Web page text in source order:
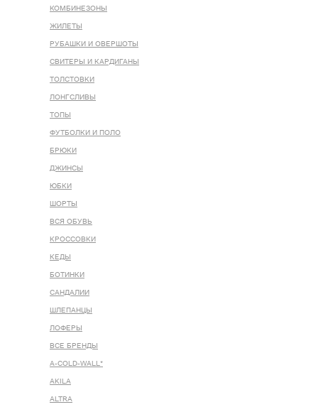
КОМБИНЕЗОНЫ
ЖИЛЕТЫ
РУБАШКИ И ОВЕРШОТЫ
СВИТЕРЫ И КАРДИГАНЫ
ТОЛСТОВКИ
ЛОНГСЛИВЫ
ТОПЫ
ФУТБОЛКИ И ПОЛО
БРЮКИ
ДЖИНСЫ
ЮБКИ
ШОРТЫ
ВСЯ ОБУВЬ
КРОССОВКИ
КЕДЫ
БОТИНКИ
САНДАЛИИ
ШЛЕПАНЦЫ
ЛОФЕРЫ
ВСЕ БРЕНДЫ
A-COLD-WALL*
AKILA
ALTRA